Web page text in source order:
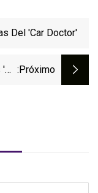
Del 'Car Doctor'
:próximo